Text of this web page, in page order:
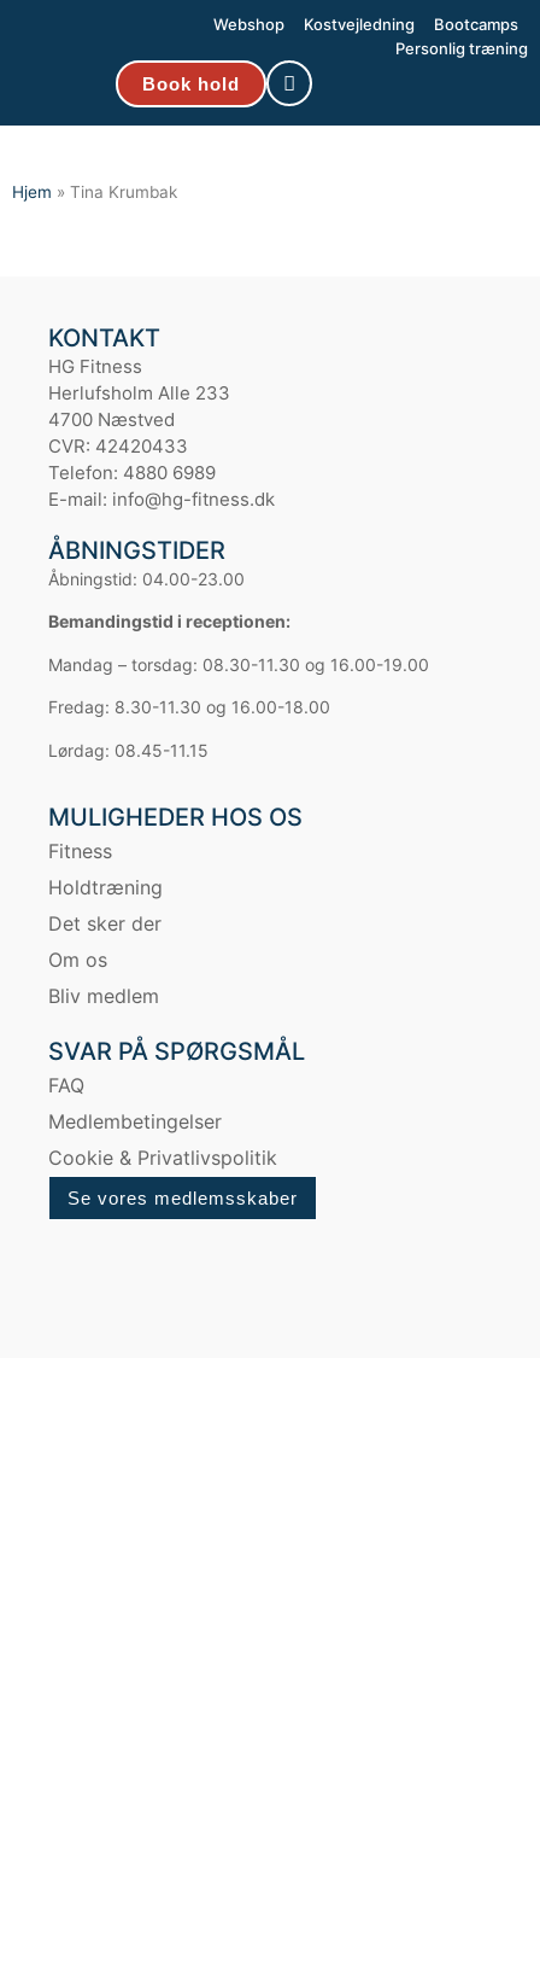
Webshop Kostvejledning
Bootcamps
Personlig træning
Book hold
Hjem » Tina Krumbak
KONTAKT
HG Fitness
Herlufsholm Alle 233
4700 Næstved
CVR: 42420433
Telefon: 4880 6989
E-mail: info@hg-fitness.dk
ÅBNINGSTIDER
Åbningstid: 04.00-23.00
Bemandingstid i receptionen:
Mandag – torsdag: 08.30-11.30 og 16.00-19.00
Fredag: 8.30-11.30 og 16.00-18.00
Lørdag: 08.45-11.15
MULIGHEDER HOS OS
Fitness
Holdtræning
Det sker der
Om os
Bliv medlem
SVAR PÅ SPØRGSMÅL
FAQ
Medlembetingelser
Cookie & Privatlivspolitik
Se vores medlemsskaber